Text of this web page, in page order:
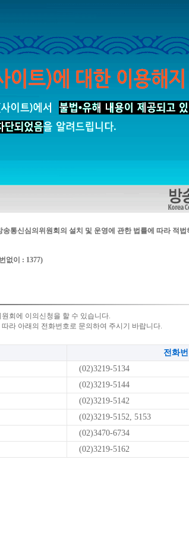
통신심의위원회의 설치 및 운영에 관한 법률에 따라 적
없이 : 1377)
회에 이의신청을 할 수 있습니다.
라 아래의 전화번호로 문의하여 주시기 바랍니다.
전화
(02)3219-5134
(02)3219-5144
(02)3219-5142
(02)3219-5152, 5153
(02)3470-6734
(02)3219-5162